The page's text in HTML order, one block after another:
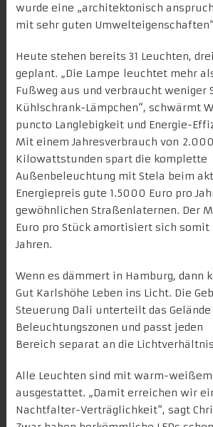
wurde eine „architektonisch
mit sehr guten
Heute stehen bereits 31 Leuchten,
geplant. „Die Lampe leuchtet mehr
Fußweg aus und verbraucht weniger
Kühlschrank-Lämpchen“, schwärmt
puncto Langlebigkeit und Energie-
Mit einem Jahresverbrauch von 2.000
Kilowattstunden spart die komplette
Außenbeleuchtung mit Stela beim
Energiepreis gute 1.5000 Euro pro
gewöhnlichen Straßenlaternen. Der
Euro pro Stück amortisiert sich somit
Jahren.
Wenn es dämmert in Hamburg, dann
Gut Karlshöhe Leben ins Licht. Die
Steuerung Dali unterteilt das
Beleuchtungszonen und passt jeden
Bereich separat an die
Alle Leuchten sind mit warm-
ausgestattet. „Damit erreichen wir
Nachtfalter-Verträglichkeit“, sagt